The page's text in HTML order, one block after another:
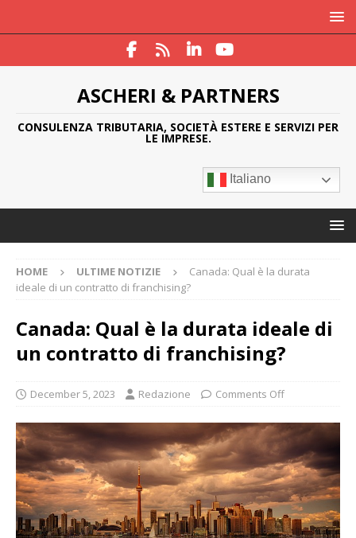
ASCHERI & PARTNERS
CONSULENZA TRIBUTARIA, SOCIETÀ ESTERE E SERVIZI PER
LE IMPRESE.
Italiano
HOME ULTIME NOTIZIE
Canada: Qual è la durata
ideale di un contratto di franchising?
Canada: Qual è la durata ideale di
un contratto di franchising?
December 5, 2023 Redazione Comments Off